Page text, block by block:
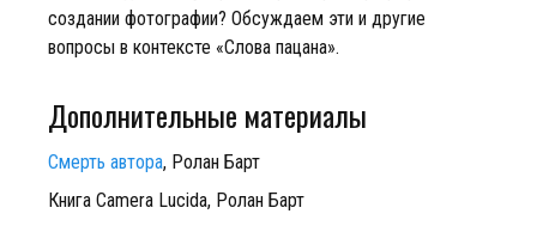
создании фотографии? Обсуждаем эти и другие
вопросы в контексте «Слова пацана».
Дополнительные материалы
Смерть автора, Ролан Барт
Книга Camera Lucida, Ролан Барт